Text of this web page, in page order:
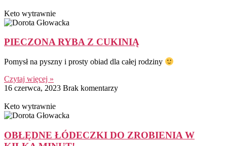
Keto wytrawnie
PIECZONA RYBA Z CUKINIĄ
Pomysł na pyszny i prosty obiad dla całej rodziny
Czytaj więcej »
16 czerwca, 2023 Brak komentarzy
Keto wytrawnie
OBŁĘDNE ŁÓDECZKI DO ZROBIENIA W